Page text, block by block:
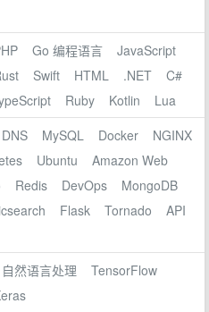
Go 编程语言
JavaScript
Swift HTML .NET
C#
Ruby Kotlin Lua
DNS MySQL Docker
NGINX
Ubuntu
Amazon Web
Redis DevOps
MongoDB
Flask Tornado
API
自然语言处理
TensorFlow